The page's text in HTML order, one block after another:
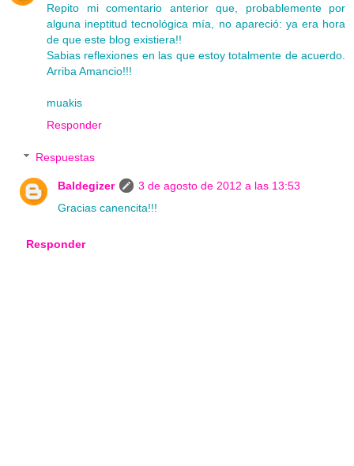
Repito mi comentario anterior que, probablemente por
alguna ineptitud tecnológica mía, no apareció: ya era hora
de que este blog existiera!!
Sabias reflexiones en las que estoy totalmente de acuerdo.
Arriba Amancio!!!
muakis
Responder
Respuestas
Baldegizer
3 de agosto de 2012 a las 13:53
Gracias canencita!!!
Responder